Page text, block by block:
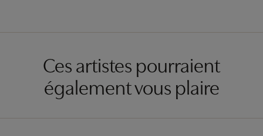
Ces artistes pourraient
également vous plaire